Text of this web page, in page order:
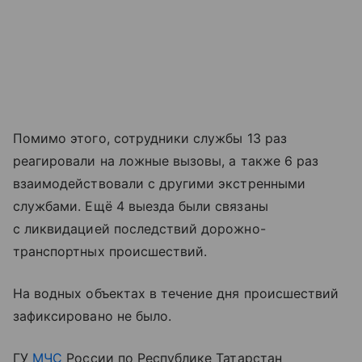
Помимо этого, сотрудники службы 13 раз
реагировали на ложные вызовы, а также 6 раз
взаимодействовали с другими экстренными
службами. Ещё 4 выезда были связаны
с ликвидацией последствий дорожно-
транспортных происшествий.
На водных объектах в течение дня происшествий
зафиксировано не было.
ГУ МЧС России по Республике Татарстан